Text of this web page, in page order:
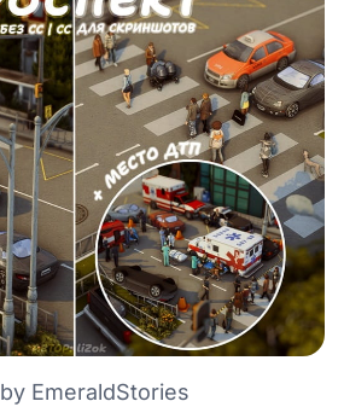
by EmeraldStories